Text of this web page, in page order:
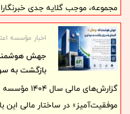
مجموعه، موجب گلایه جدی
اخبار مؤسسه
جهش
بازگشت به
گزارش‌های
موفقیت‌آمیز» در ساختار مالی